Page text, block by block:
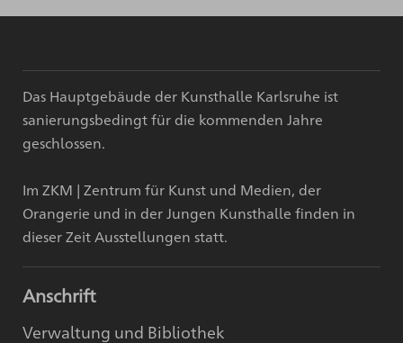
Das Hauptgebäude der Kunsthalle Karlsruhe ist
sanierungsbedingt für die kommenden Jahre
geschlossen.
Im ZKM | Zentrum für Kunst und Medien, der
Orangerie und in der Jungen Kunsthalle finden in
dieser Zeit Ausstellungen statt.
Anschrift
Verwaltung und Bibliothek